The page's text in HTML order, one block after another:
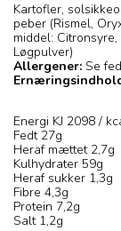
Kartofler,
peber (Rismel,
middel:
Løgpulver)
Allergener: Se
Energi KJ 2098 /
Fedt 27g
Heraf mættet 2,7g
Kulhydrater 59g
Heraf sukker 1,3g
Fibre 4,3g
Protein 7,2g
Salt 1,2g